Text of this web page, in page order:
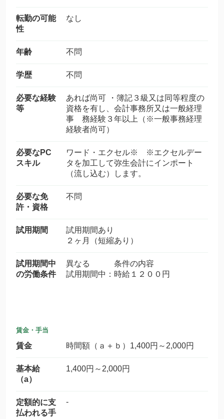
転勤の可能
性
なし
年齢 不問
学歴 不問
必要な経験
等
あれば尚可 ・簿記３級又は同等程度の
資格を有し、会計事務所又は一般経理
事 務経験３年以上（※一般事務経理
経験者尚可）
必要なPC
スキル
ワード・エクセル※ ※エクセルデー
タを加工して弥生会計にインポート
（流し込む）します。
必要な免
許・資格
不問
試用期間
試用期間あり
２ヶ月（短縮あり）
試用期間中
の労働条件
異なる 条件の内容
試用期間中：時給１２００円
賃金・手当
賃金 時間額（ａ＋ｂ）1,400円～2,000円
基本給
（a）
1,400円～2,000円
定額的に支
払われる手
-